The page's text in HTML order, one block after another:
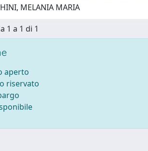
MELANIA MARIA
1 a 1 di 1
aperto
riservato